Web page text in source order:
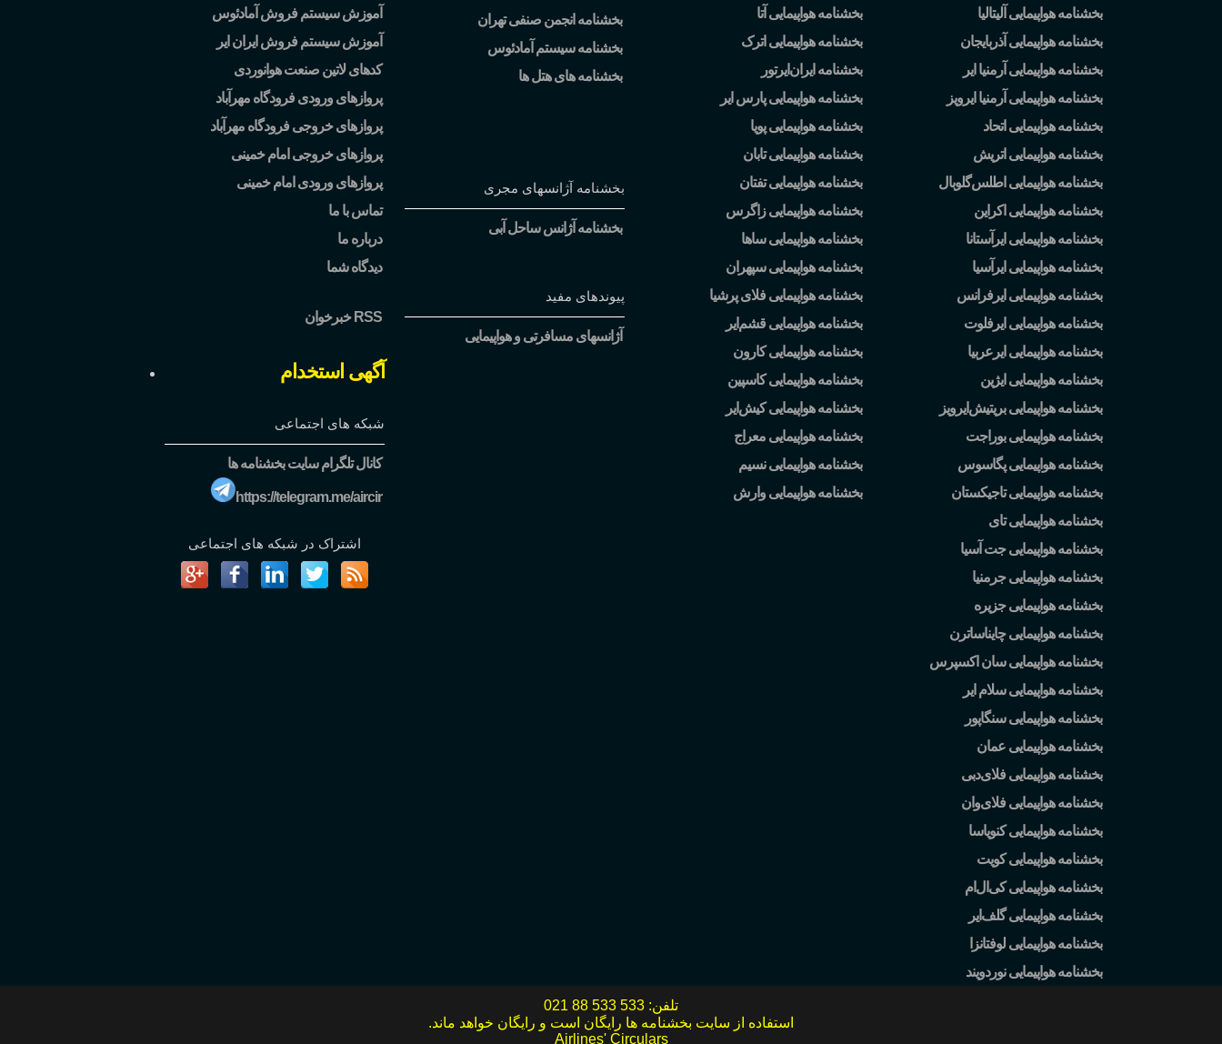
بخشنامه هواپیمایی آلیتالیا
بخشنامه هواپیمایی آذربایجان
بخشنامه هواپیمایی آرمنیا ایر
بخشنامه هواپیمایی آرمنیا ایرویز
بخشنامه هواپیمایی اتحاد
بخشنامه هواپیمایی اتریش
بخشنامه هواپیمایی اطلسگلوبال
بخشنامه هواپیمایی اکراین
بخشنامه هواپیمایی ایرآستانا
بخشنامه هواپیمایی ایرآسیا
بخشنامه هواپیمایی ایرفرانس
بخشنامه هواپیمایی ایرفلوت
بخشنامه هواپیمایی ایرعربیا
بخشنامه هواپیمایی ایژین
بخشنامه هواپیمایی بریتیشایرویز
بخشنامه هواپیمایی بوراجت
بخشنامه هواپیمایی پگاسوس
بخشنامه هواپیمایی تاجیکستان
بخشنامه هواپیمایی تای
بخشنامه هواپیمایی جت آسیا
بخشنامه هواپیمایی جرمنیا
بخشنامه هواپیمایی جزیره
بخشنامه هواپیمایی چایناساترن
بخشنامه هواپیمایی سان اکسپرس
بخشنامه هواپیمایی سلام ایر
بخشنامه هواپیمایی سنگاپور
بخشنامه هواپیمایی عمان
بخشنامه هواپیمایی فلایدبی
بخشنامه هواپیمایی فلایوان
بخشنامه هواپیمایی کنویاسا
بخشنامه هواپیمایی کویت
بخشنامه هواپیمایی کی الام
بخشنامه هواپیمایی گلفایر
بخشنامه هواپیمایی لوفتانزا
بخشنامه هواپیمایی نوردویند
بخشنامه هواپیمایی آتا
بخشنامه هواپیمایی اترک
بخشنامه ایرانایرتور
بخشنامه هواپیمایی پارس ایر
بخشنامه هواپیمایی پویا
بخشنامه هواپیمایی تابان
بخشنامه هواپیمایی تفتان
بخشنامه هواپیمایی زاگرس
بخشنامه هواپیمایی ساها
بخشنامه هواپیمایی سپهران
بخشنامه هواپیمایی فلای پرشیا
بخشنامه هواپیمایی قشمایر
بخشنامه هواپیمایی کارون
بخشنامه هواپیمایی کاسپین
بخشنامه هواپیمایی کیشایر
بخشنامه هواپیمایی معراج
بخشنامه هواپیمایی نسیم
بخشنامه هواپیمایی وارش
بخشنامه انجمن صنفی تهران
بخشنامه سیستم آمادئوس
بخشنامه های هتل ها
بخشنامه آژانسهای مجری
بخشنامه آژانس ساحل آبی
پیوندهای مفید
آژانسهای مسافرتی و هواپیمایی
آموزش سیستم فروش آمادئوس
آموزش سیستم فروش ایران ایر
کدهای لاتین صنعت هوانوردی
پروازهای ورودی فرودگاه مهرآباد
پروازهای خروجی فرودگاه مهرآباد
پروازهای خروجی امام خمینی
پروازهای ورودی امام خمینی
تماس با ما
درباره ما
دیدگاه شما
خبرخوان RSS
آگهی استخدام
شبکه های اجتماعی
کانال تلگرام سایت بخشنامه ها
https://telegram.me/aircir
اشتراک در شبکه های اجتماعی
تلفن: 021 88 533 533
استفاده از سایت بخشنامه ها رایگان است و رایگان خواهد ماند.
Airlines' Circulars